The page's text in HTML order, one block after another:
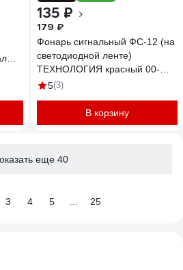
135 ₽
179 ₽
Фонарь сигнальный ФС-12 (на
светодиодной ленте)
ТЕХНОЛОГИЯ красный 00-
00010625
5(3)
В корзину
еще 40
3 4 5 25